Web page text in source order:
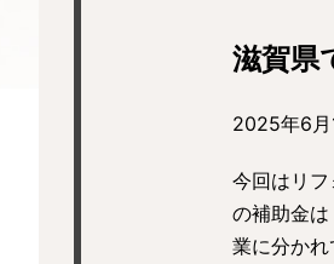
滋賀県
2025年6
今回はリ
の補助金
業に分か